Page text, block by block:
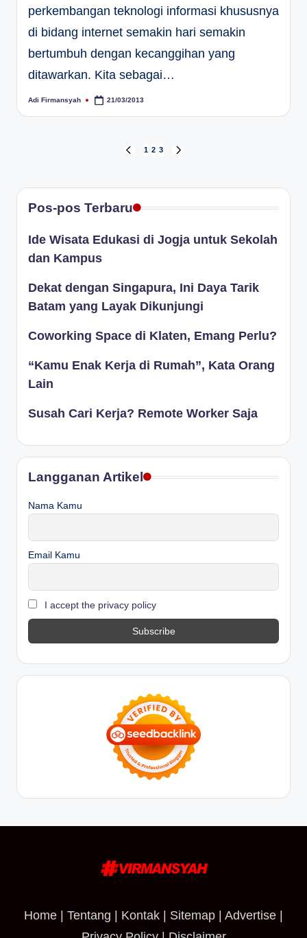
perkembangan teknologi informasi khususnya
di bidang internet semakin hari semakin
bertumbuh dengan kecanggihan yang
ditawarkan. Kita sebagai…
Posted
Adi Firmansyah 21/03/2013
PREVIOUS
1 2 3
Pos-pos Terbaru
Ide Wisata Edukasi di Jogja untuk Sekolah
dan Kampus
Dekat dengan Singapura, Ini Daya Tarik
Batam yang Layak Dikunjungi
Coworking Space di Klaten, Emang Perlu?
“Kamu Enak Kerja di Rumah”, Kata Orang
Lain
Susah Cari Kerja? Remote Worker Saja
Langganan Artikel
Nama Kamu
Email Kamu
I accept the privacy policy
Home Tentang Kontak Sitemap Advertise